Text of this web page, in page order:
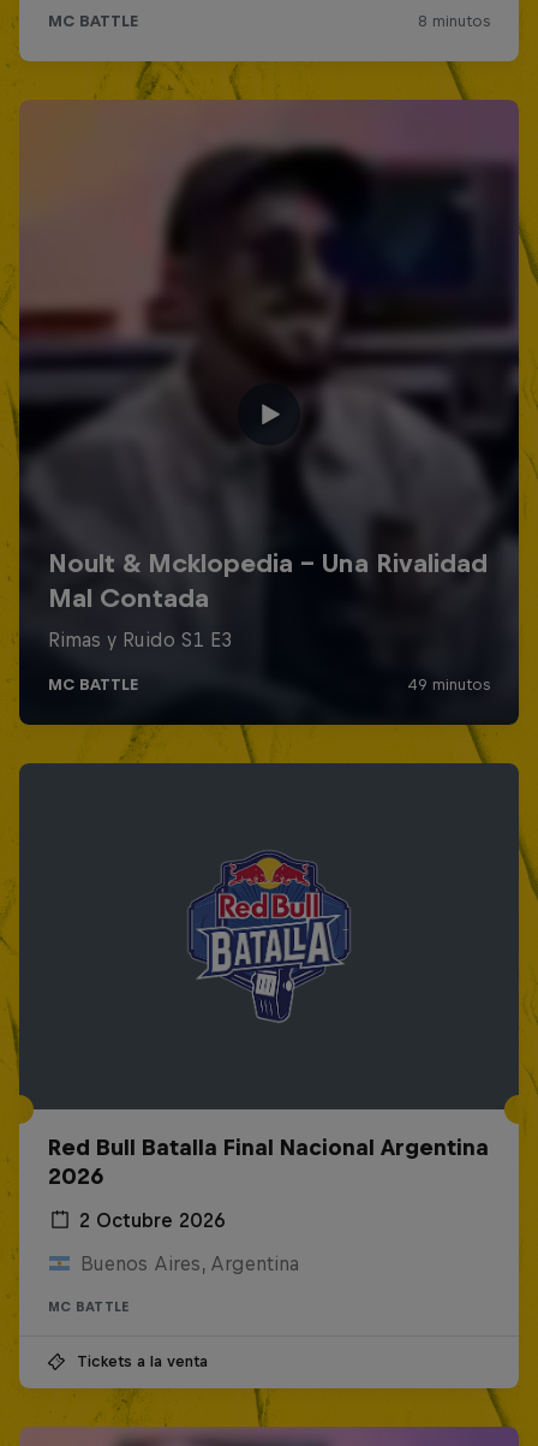
Red Bull Batalla Final Nacional Argentina
2026
2 Octubre 2026
Buenos Aires, Argentina
MC BATTLE
Tickets a la venta